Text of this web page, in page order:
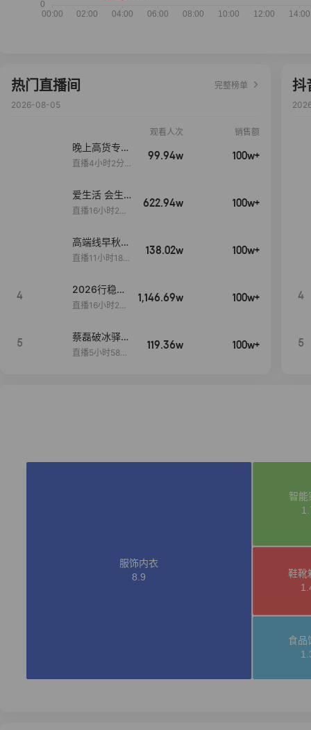
热门直播间
完整榜单
2026-08-05
观看人次 销售额
晚上高货专场
大放漏
直播4小时2分5
99.94w 100w+
爱生活 会生
活
直播16小时24
622.94w 100w+
高端线早秋现
货首发
直播11小时18分
138.02w 100w+
4
2026行稳致
远
直播16小时20
1,146.69w 100w+
5
蔡磊破冰驿站
直播间好物分
直播5小时58分
119.36w 100w+
抖
4
5